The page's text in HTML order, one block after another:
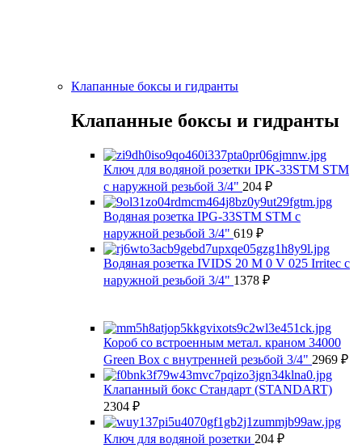
Клапанные боксы и гидранты
Клапанные боксы и гидранты
Ключ для водяной розетки IPK-33STM STM
с наружной резьбой 3/4" 204 ₽
Водяная розетка IPG-33STM STM с
наружной резьбой 3/4" 619 ₽
Водяная розетка IVIDS 20 M 0 V 025 Irritec с
наружной резьбой 3/4" 1378 ₽
Короб со встроенным метал. краном 34000
Green Box с внутренней резьбой 3/4" 2969 ₽
Клапанный бокс Стандарт (STANDART)
2304 ₽
Ключ для водяной розетки 204 ₽